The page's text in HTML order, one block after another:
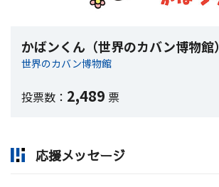
かばンくん（世界のカバン博物館）
世界のカバン博物館
投票数： 2,489 票
応援メッセージ